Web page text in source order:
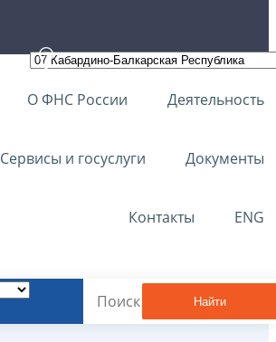
О ФНС России Деятельность
Сервисы и госуслуги Документы
Контакты ENG
Найти